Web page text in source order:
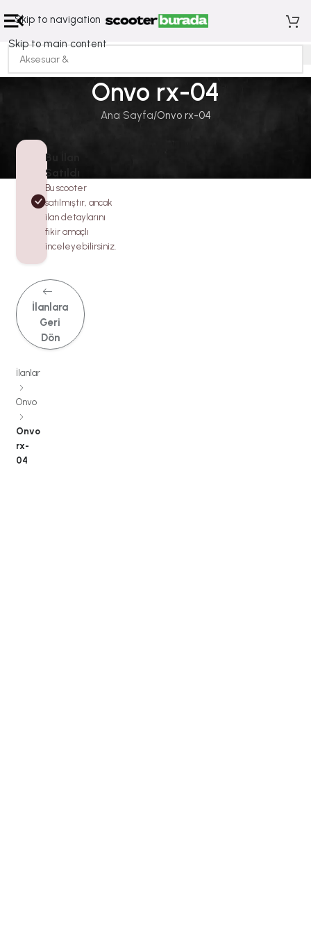
Skip to navigation
Skip to main content
Onvo rx-04
Ana Sayfa Onvo rx-04
Bu İlan
Satıldı
Bu scooter
satılmıştır, ancak
ilan detaylarını
fikir amaçlı
inceleyebilirsiniz.
İlanlara
Geri
Dön
İlanlar
Onvo
Onvo
rx-
04